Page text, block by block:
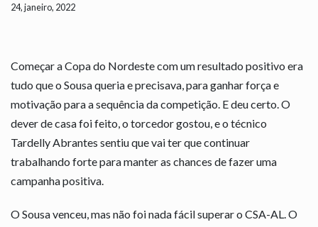
24, janeiro, 2022
Começar a Copa do Nordeste com um resultado positivo era
tudo que o Sousa queria e precisava, para ganhar força e
motivação para a sequência da competição. E deu certo. O
dever de casa foi feito, o torcedor gostou, e o técnico
Tardelly Abrantes sentiu que vai ter que continuar
trabalhando forte para manter as chances de fazer uma
campanha positiva.
O Sousa venceu, mas não foi nada fácil superar o CSA-AL. O